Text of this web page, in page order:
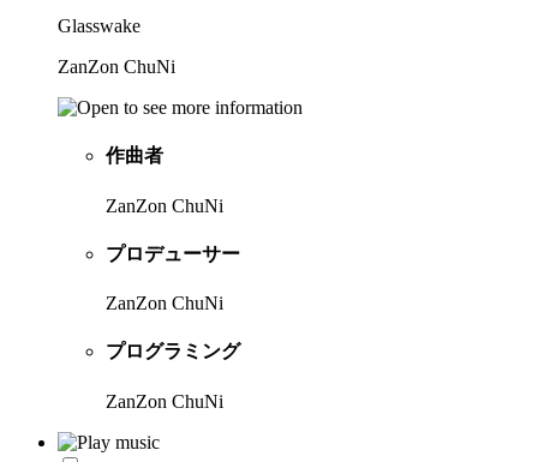
Glasswake
ZanZon ChuNi
作曲者
ZanZon ChuNi
プロデューサー
ZanZon ChuNi
プログラミング
ZanZon ChuNi